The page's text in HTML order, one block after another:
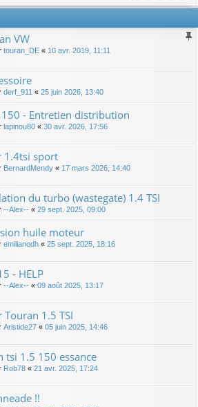
VW
touran_DE « 10 avr. 2019, 11:11
derf_911 « 25 juin 2026, 13:40
150 - Entretien distribution
lapinou80 « 30 avr. 2026, 17:56
1.4tsi sport
BernardMendy « 17 mars 2026, 14:40
du turbo (wastegate) 1.4 TSI
--Alex-- « 29 sept. 2025, 09:00
huile moteur
emilianodh « 25 sept. 2025, 18:16
- HELP
--Alex-- « 09 août 2025, 13:17
1.5 TSI
Aristide27 « 05 juin 2025, 14:46
tsi 1.5 150 essance
Rob78 « 21 avr. 2025, 17:24
!!